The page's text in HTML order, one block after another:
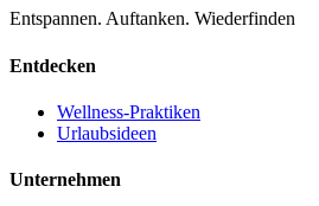
Entspannen. Auftanken. Wiederfinden
Entdecken
Wellness-Praktiken
Urlaubsideen
Unternehmen